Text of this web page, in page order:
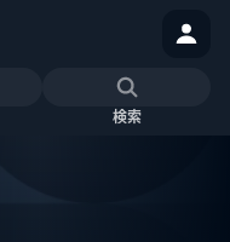
検索